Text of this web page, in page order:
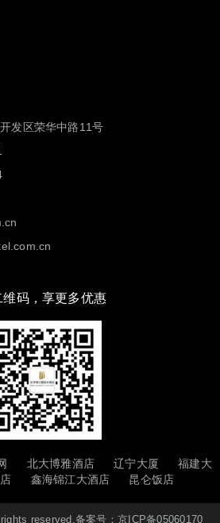
发区荣华中路11号
维码，享更多优惠
北大博雅酒店 辽宁大厦
福建大
鑫海锦江大酒店 昆仑饭店
reserved.备案号：京ICP备05060170